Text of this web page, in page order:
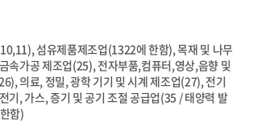
섬유제품제조업(1322에 한함), 목재 및 나무
속가공 제조업(25), 전자부품,컴퓨터,영상,음향 및
의료, 정밀, 광학 기기 및 시계 제조업(27), 전기
기, 가스, 증기 및 공기 조절 공급업(35 / 태양력 발
함)